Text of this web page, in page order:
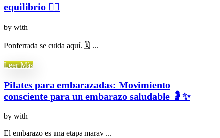
equilibrio 🧘‍♀️
by with
Ponferrada se cuida aquí. 🗓️ ...
Leer Más
Pilates para embarazadas: Movimiento
consciente para un embarazo saludable 🤰✨
by with
El embarazo es una etapa marav ...